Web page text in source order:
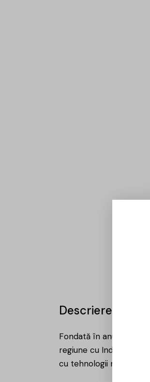
Descriere
Fondată în anul 1975,
regiune cu Indicație
cu tehnologii moderne